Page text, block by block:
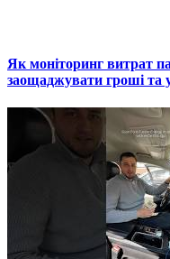
Як моніторинг витрат
заощаджувати гроші та